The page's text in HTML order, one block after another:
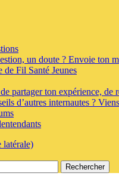
un doute ? Envoie ton
de Fil Santé Jeunes
partager ton expérience, de
d’autres internautes ?
latérale)
Rechercher